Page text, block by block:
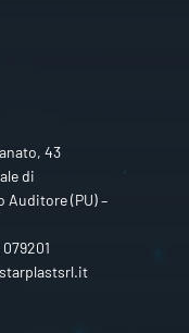
43
di
Auditore (PU) –